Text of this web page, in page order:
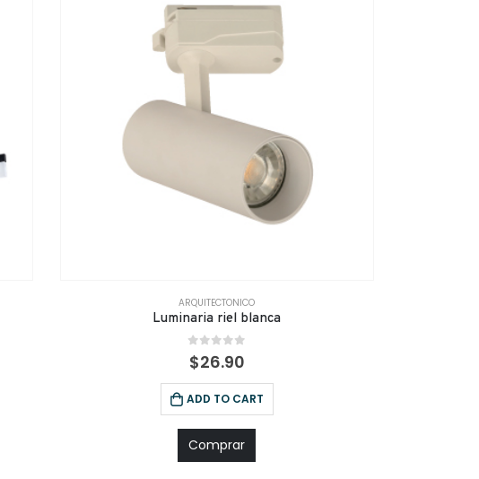
ARQUITECTONICO
Luminaria riel blanca
0out of 5
$26.90
ADD TO CART
Comprar